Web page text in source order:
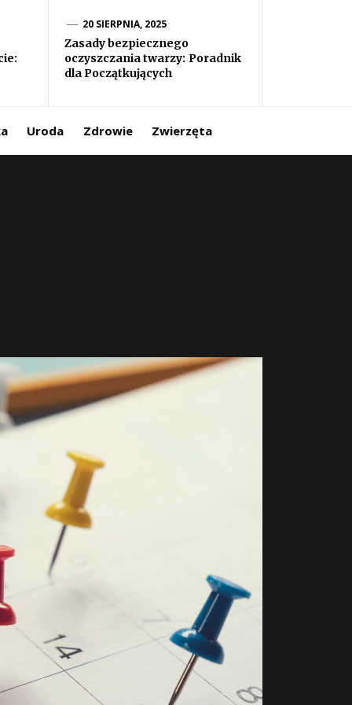
20 SIERPNIA, 2025
Zasady bezpiecznego
oczyszczania twarzy: Poradnik
dla Początkujących
Uroda Zdrowie Zwierzęta